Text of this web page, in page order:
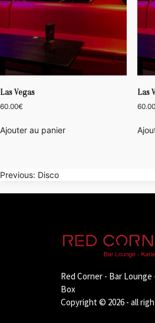
Las Vegas
60.00€
Ajouter au panier
Las
60.00
Navigation
de
Previous: Disco
Red Corner - Bar Lounge
Box
Copyright © 2026 - all